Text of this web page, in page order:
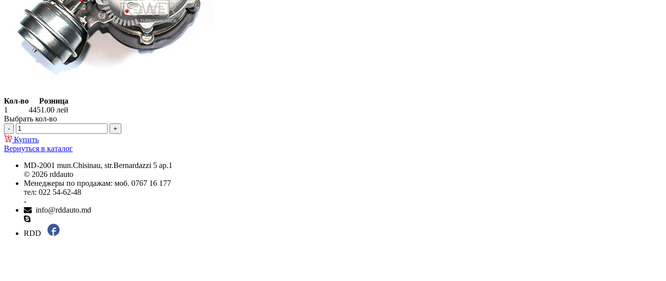
Кол-во
Розница
1
4451.00 лей
Выбрать кол-во
Купить
Вернуться в каталог
MD-2001 mun.Chisinau, str.Bernardazzi 5 ap.1
© 2026 rddauto
Менеджеры по продажам: моб. 0767 16 177
тел: 022 54-62-48
-
info@rddauto.md
RDD